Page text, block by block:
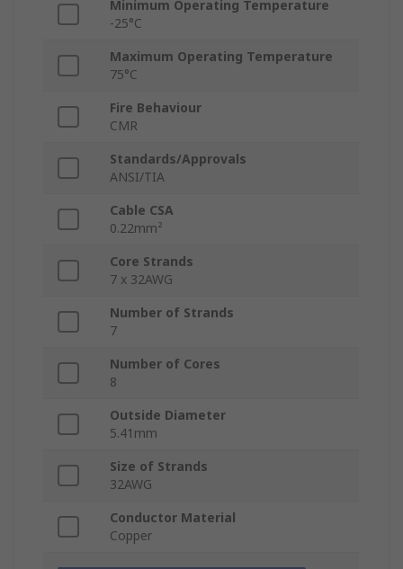
Minimum Operating Temperature
-25°C
Maximum Operating Temperature
75°C
Fire Behaviour
CMR
Standards/Approvals
ANSI/TIA
Cable CSA
0.22mm²
Core Strands
7 x 32AWG
Number of Strands
7
Number of Cores
8
Outside Diameter
5.41mm
Size of Strands
32AWG
Conductor Material
Copper